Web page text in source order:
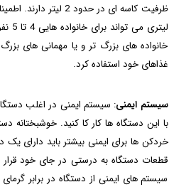
خانواده های بزرگ تر و یا مهمانی های
غذاهای خود استفاده کرد.
سیستم ایمنی: سیستم ایمنی در اغلب
با این دستگاه ها کار کا کنید.
خردکن ها برای ایمنی بیشتر باید دارای یک
قطعات دستگاه به درستی در جای خود
سیستم های ایمنی از دستگاه در برابر